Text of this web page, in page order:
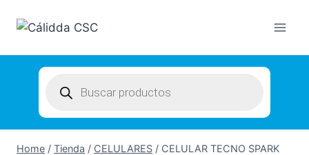
search
Home / Tienda / CELULARES / CELULAR TECNO SPARK